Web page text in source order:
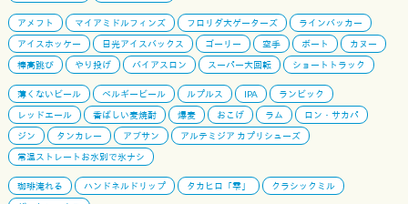
アメフト マイアミドルフィンズ フロリダ大ゲーターズ
ラインバッカー
アイスホッケー
日光アイスバックス ゴーリー 空手 ボート
カヌー
棒高跳び
やり投げ バイアスロン スーパー大回転 ショートトラック
薄くないビール ベルギービール ルプルス IPA
ランビック
レッドエール
香ばしい麦焼酎 爆麦 おこげ ラム
ロン・サカパ
ジン
タンカレー アブサン
アルテミジア カプリシューズ
常温ストレートお水別で氷ナシ
珈琲淹れる ハンドネルドリップ タカヒロ「雫」
クラシックミル